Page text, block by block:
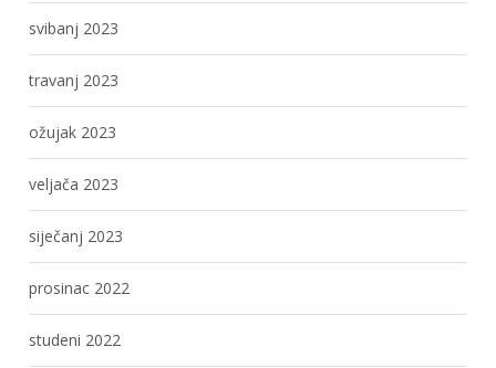
svibanj 2023
travanj 2023
ožujak 2023
veljača 2023
siječanj 2023
prosinac 2022
studeni 2022